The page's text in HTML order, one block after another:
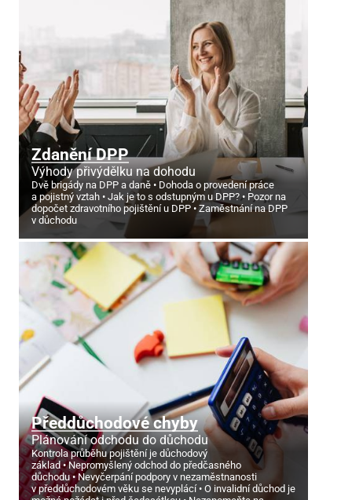
Zdanění DPP
Výhody přivýdělku na dohodu
Dvě brigády na DPP a daně
Dohoda o provedení práce
a pojistný vztah
Jak je to s odstupným u DPP?
Pozor na
dopočet zdravotního pojištění u DPP
Zaměstnání na DPP
v důchodu
Předdůchodové chyby
Plánování odchodu do důchodu
Kontrola průběhu pojištění je důchodový
základ
Nepromyšlený odchod do předčasného
důchodu
Nevyčerpání podpory v nezaměstnanosti
v předdůchodovém věku se nevyplácí
O invalidní důchod je